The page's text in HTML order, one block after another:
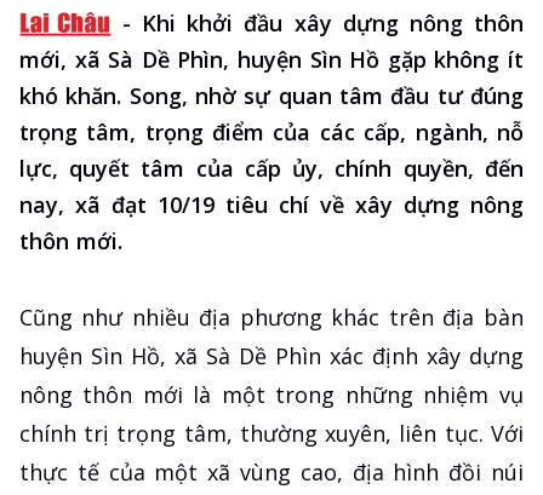
- Khi khởi đầu xây dựng nông thôn
mới, xã Sà Dề Phìn, huyện Sìn Hồ gặp không ít
khó khăn. Song, nhờ sự quan tâm đầu tư đúng
trọng tâm, trọng điểm của các cấp, ngành, nỗ
lực, quyết tâm của cấp ủy, chính quyền, đến
nay, xã đạt 10/19 tiêu chí về xây dựng nông
thôn mới.
Cũng như nhiều địa phương khác trên địa bàn
huyện Sìn Hồ, xã Sà Dề Phìn xác định xây dựng
nông thôn mới là một trong những nhiệm vụ
chính trị trọng tâm, thường xuyên, liên tục. Với
thực tế của một xã vùng cao, địa hình đồi núi